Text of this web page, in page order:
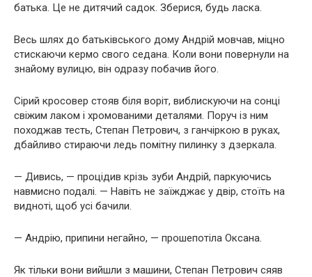
батька. Це не дитячий садок. Зберися, будь ласка.
Весь шлях до батьківського дому Андрій мовчав, міцно
стискаючи кермо свого седана. Коли вони повернули на
знайому вулицю, він одразу побачив його.
Сірий кросовер стояв біля воріт, виблискуючи на сонці
свіжим лаком і хромованими деталями. Поруч із ним
походжав тесть, Степан Петрович, з ганчіркою в руках,
дбайливо стираючи ледь помітну пилинку з дзеркала.
— Дивись, — процідив крізь зуби Андрій, паркуючись
навмисно подалі. — Навіть не заїжджає у двір, стоїть на
видноті, щоб усі бачили.
— Андрію, припини негайно, — прошепотіла Оксана.
Як тільки вони вийшли з машини, Степан Петрович сяяв